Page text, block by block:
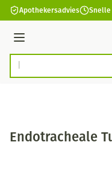
Ga naar de inhoud
Apothekersadvies Snelle
Menu
Product, merk,
Endotracheale